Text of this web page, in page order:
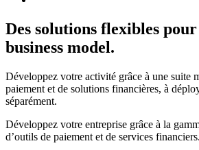
Des solutions flexibles
business model.
Développez votre activité grâce à une suite
paiement et de solutions financières, à
séparément.
Développez votre entreprise grâce à la
d’outils de paiement et de services financiers.
Pro